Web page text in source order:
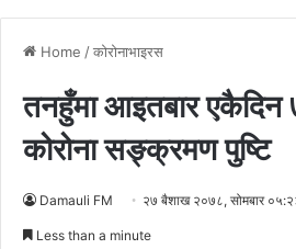
Home /कोरोनाभाइरस
तनहुँमा आइतबार एकैदिन
कोरोना सङ्क्रमण पुष्टि
Damauli FM २७ बैशाख २०७८, सोमबार
Less than a minute